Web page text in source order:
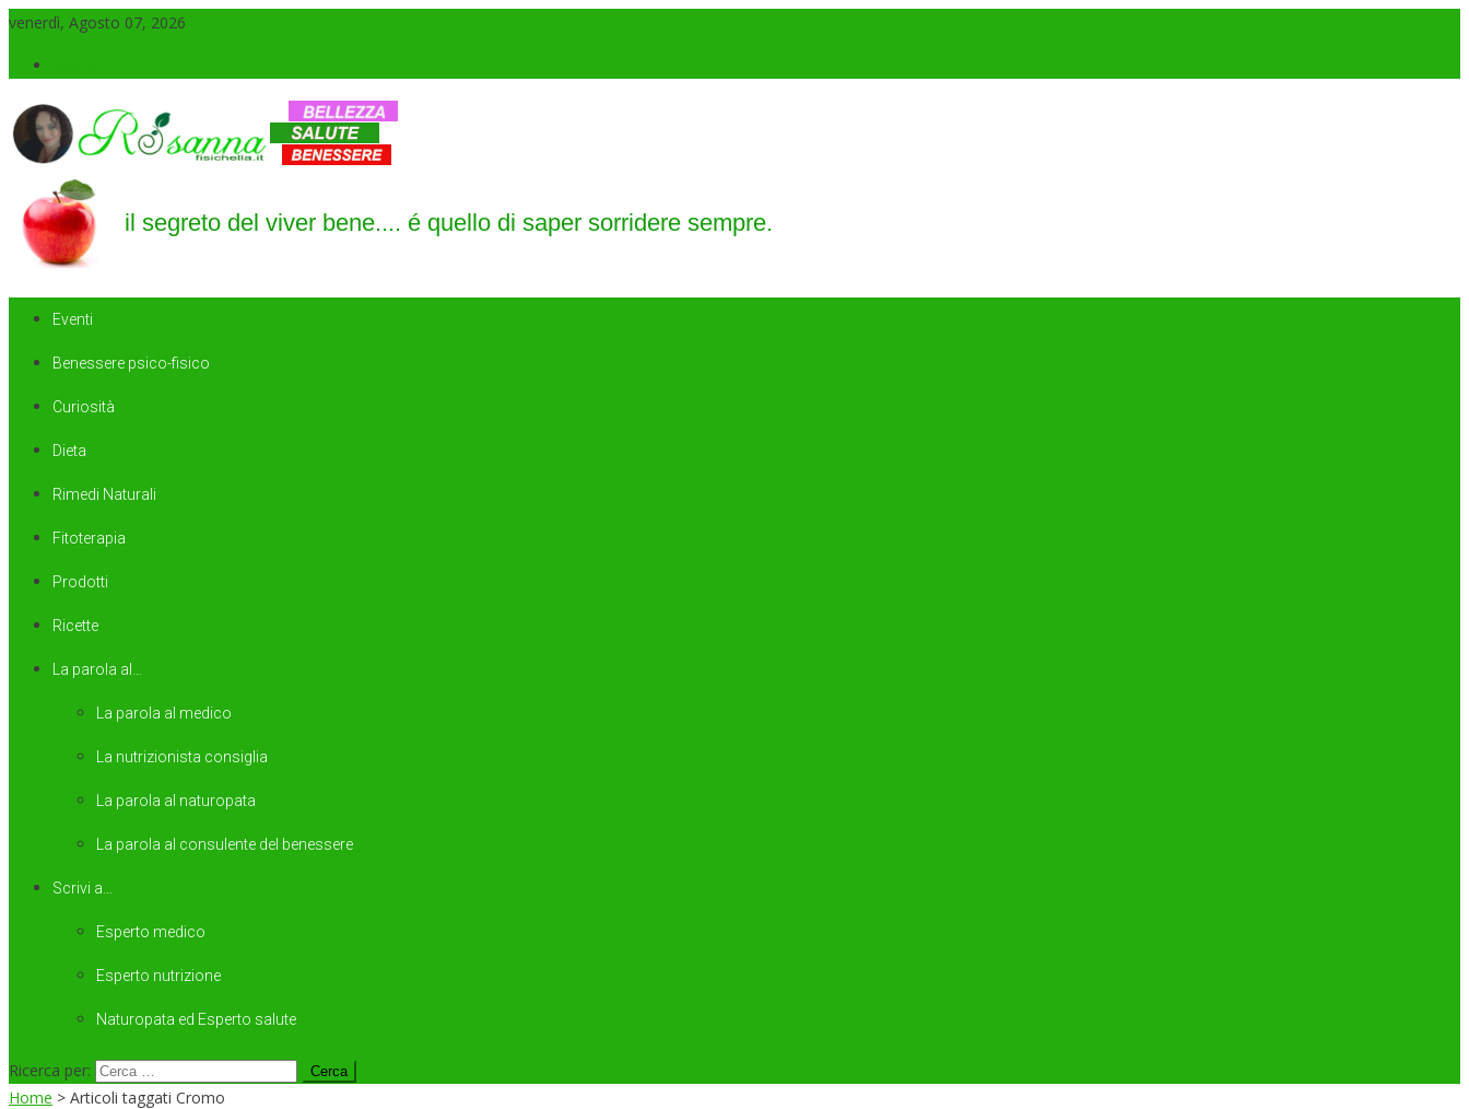
venerdì, Agosto 07, 2026
Il blog di Rosanna
il segreto del viver bene…. é quello di saper sorridere sempre
Eventi
Benessere psico-fisico
Curiosità
Dieta
Rimedi Naturali
Fitoterapia
Prodotti
Ricette
La parola al…
La parola al medico
La nutrizionista consiglia
La parola al naturopata
La parola al consulente del benessere
Scrivi a…
Esperto medico
Esperto nutrizione
Naturopata ed Esperto salute
Ricerca per:
Home > Articoli taggati Cromo